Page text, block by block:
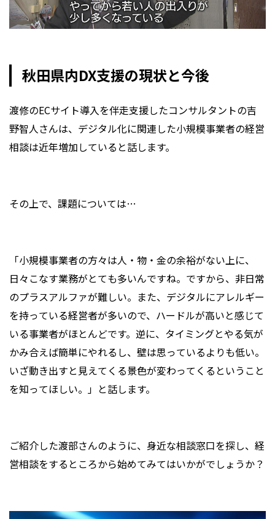
秋田県内DX支援の現状と今後
渡修のECサイト導入を伴走支援したコンサルタントの吉
野智人さんは、デジタル化に関連した小規模事業者の経営
相談は近年増加していると話します。
その上で、課題については…
「小規模事業者の方々は人・物・金の余裕がない上に、
日々こなす業務がとても多いんですね。ですから、非日常
のプラスアルファが難しい。また、デジタルにアレルギー
を持っている経営者が多いので、ハードルが高いと感じて
いる事業者がほとんどです。逆に、タイミングとやる気が
かみ合えば簡単にやれるし、壁は思っているよりも低い。
いざ動き出すと見えてくる景色が変わってくるということ
を知ってほしい。」と話します。
ご紹介した渡部さんのように、身近な相談窓口を探し、経
営相談をするところから始めてみてはいかがでしょうか？